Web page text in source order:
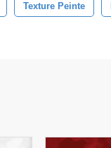
Texture Peinte